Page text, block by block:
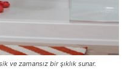
ve zamansız bir şıklık sunar.